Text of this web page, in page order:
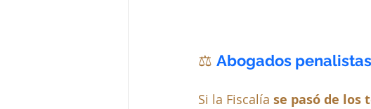
⚖️ Abogados penalistas
Si la Fiscalía se pasó de los